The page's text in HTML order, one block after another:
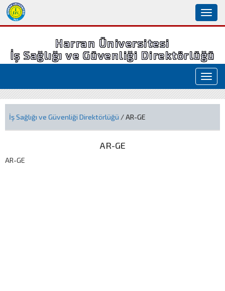
Harran Üniversitesi
İş Sağlığı ve Güvenliği Direktörlüğü
İş Sağlığı ve Güvenliği Direktörlüğü / AR-GE
AR-GE
AR-GE